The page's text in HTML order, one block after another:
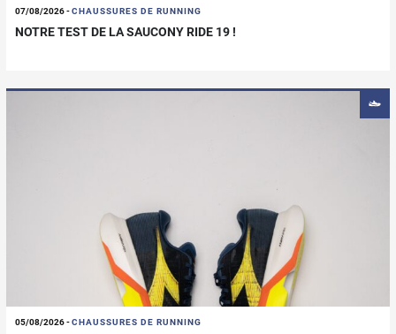
07/08/2026-CHAUSSURES DE RUNNING
NOTRE TEST DE LA SAUCONY RIDE 19 !
05/08/2026-CHAUSSURES DE RUNNING